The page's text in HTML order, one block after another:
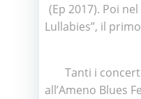
(Ep 2017). Poi
Lullabies”, il
Tanti i
all’Ameno Blues